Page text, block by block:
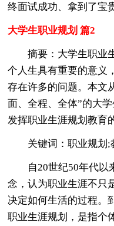
终面试成功、拿到了宝
大学生职业规划 篇2
摘要：大学生职业生
个人生具有重要的意义
存在许多的问题。本文
面、全程、全体”的大
发挥职业生涯规划教育
关键词：职业规划;
自20世纪50年代以
念，认为职业生涯不只
决定如何生活的过程。
职业生涯规划，是指个